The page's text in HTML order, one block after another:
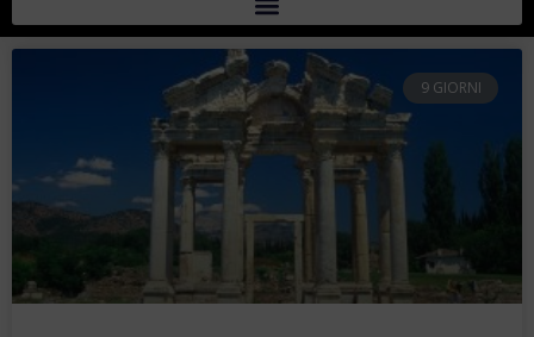
9 GIORNI